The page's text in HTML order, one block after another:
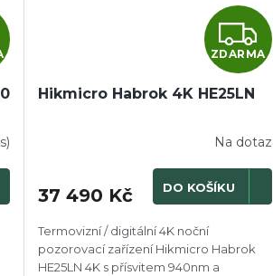
M
Z
D
R
M
ZDARMA
Hikmicro Habrok 4K HE25LN
Na dotaz
37 490 Kč DO KOŠÍKU
Termovizní / digitální 4K noční
pozorovací zařízení Hikmicro Habrok
HE25LN 4K s přísvitem 940nm a